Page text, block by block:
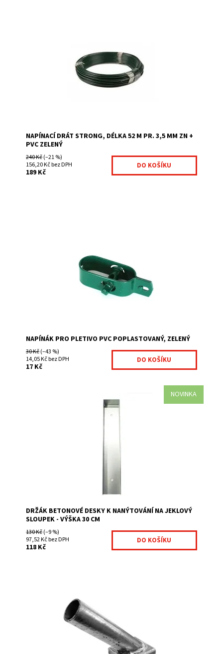
Na centrálním skladě
7018124-91
Fence consulting
NAPÍNACÍ DRÁT STRONG, DÉLKA 52 M PR. 3,5 MM ZN +
PVC ZELENÝ
240 Kč(–21 %)
156,20 Kč bez DPH
189 Kč
nebo napínací mašinka) Napínák se používá: k vypnutí...
Na centrálním skladě
7018339-148
Fence consulting
NAPÍNÁK PRO PLETIVO PVC POPLASTOVANÝ, ZELENÝ
30 Kč(–43 %)
14,05 Kč bez DPH
17 Kč
NOVINKA
Držák betonové desky určený pro jeklový sloupek Pokud
stavíte plot ze stařovaných panelů a používáte jeklové
sloupky budete potřebovat pro...
Na centrálním skladě
1000251-255
Fence consulting
DRŽÁK BETONOVÉ DESKY K NANÝTOVÁNÍ NA JEKLOVÝ
SLOUPEK - VÝŠKA 30 CM
130 Kč(–9 %)
97,52 Kč bez DPH
118 Kč
Držák vzpěry na podhrabovou desku dodáváme včetně
spojovacího materiálu. Tento držák využijete pokud
chcete dávát plotovou vzpěru na podhrabovou...
Na centrálním skladě